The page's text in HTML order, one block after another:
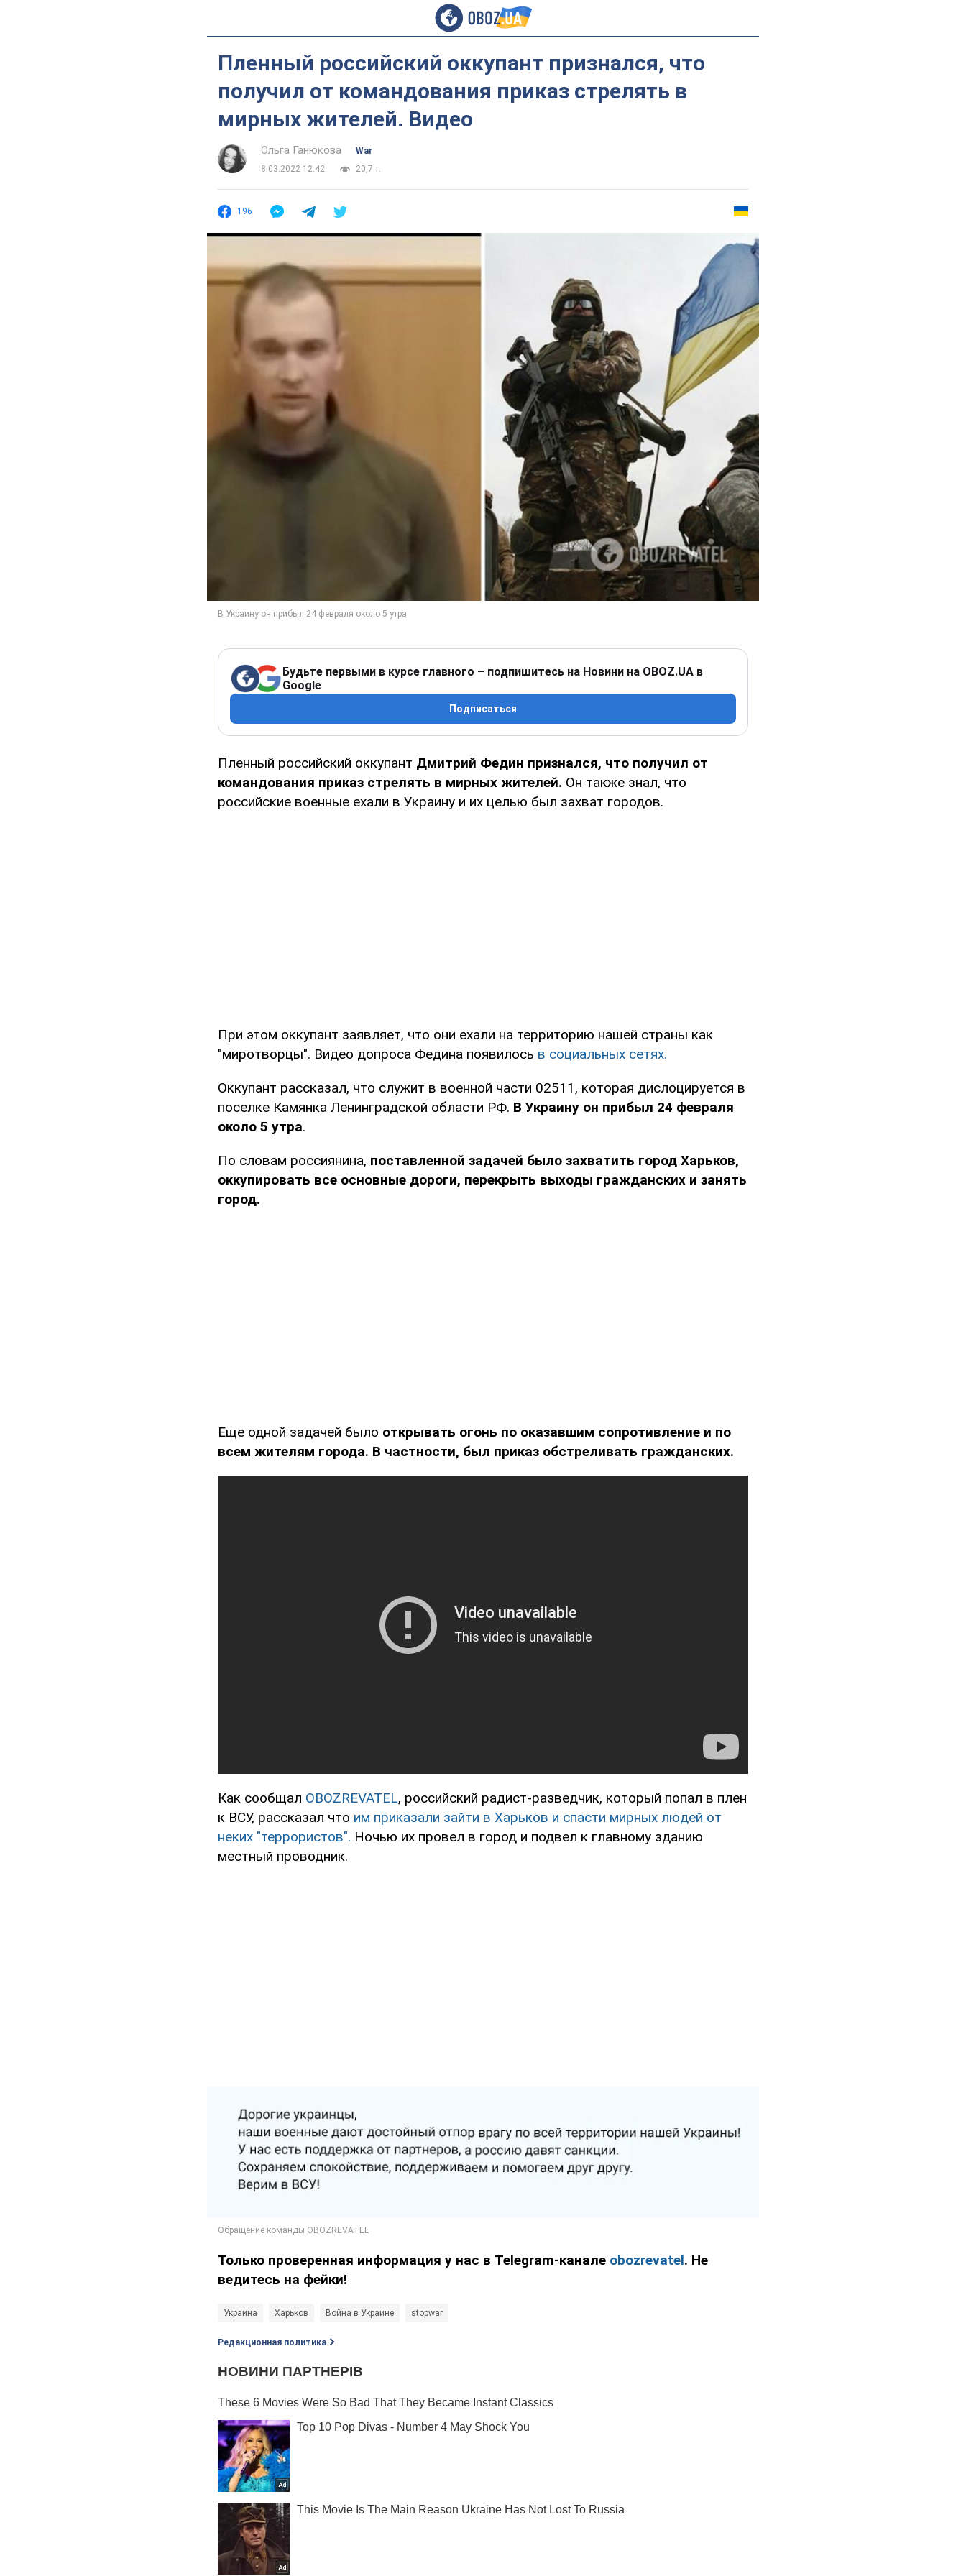
Пленный российский оккупант признался, что
получил от командования приказ стрелять в
мирных жителей. Видео
Ольга Ганюкова
War
8.03.2022 12:42
20,7 т.
196
Будьте первыми в курсе главного – подпишитесь на Новини на OBOZ.UA в
Google
Подписаться
Пленный российский оккупант Дмитрий Федин признался, что получил от
командования приказ стрелять в мирных жителей. Он также знал, что
российские военные ехали в Украину и их целью был захват городов.
При этом оккупант заявляет, что они ехали на территорию нашей страны как
"миротворцы". Видео допроса Федина появилось в социальных сетях.
Оккупант рассказал, что служит в военной части 02511, которая дислоцируется в
поселке Камянка Ленинградской области РФ. В Украину он прибыл 24 февраля
около 5 утра.
По словам россиянина, поставленной задачей было захватить город Харьков,
оккупировать все основные дороги, перекрыть выходы гражданских и занять
город.
Еще одной задачей было открывать огонь по оказавшим сопротивление и по
всем жителям города. В частности, был приказ обстреливать гражданских.
Как сообщал OBOZREVATEL, российский радист-разведчик, который попал в плен
к ВСУ, рассказал что им приказали зайти в Харьков и спасти мирных людей от
неких "террористов". Ночью их провел в город и подвел к главному зданию
местный проводник.
Только проверенная информация у нас в Telegram-канале obozrevatel. Не
ведитесь на фейки!
Украина Харьков Война в Украине stopwar
Редакционная политика